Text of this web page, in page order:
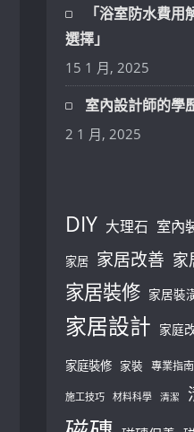
「浴室防水費
選擇」
15 1 月, 2025
室內設計師的學
2 1 月, 2025
DIY 大理石 室內
家居 家居改善 家
家居裝修 家居裝
家居設計 家庭
家庭裝修 家裝 專業指南
施工技巧 材料科學 清潔